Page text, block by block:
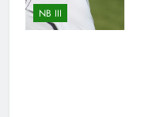
NB III